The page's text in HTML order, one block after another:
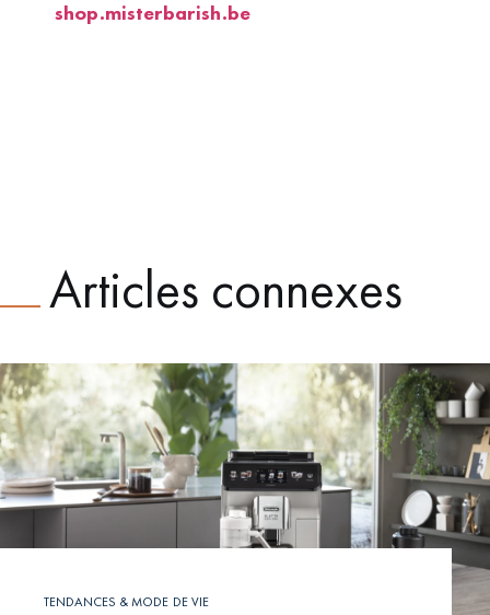
shop.misterbarish.be
Articles connexes
TENDANCES & MODE DE VIE